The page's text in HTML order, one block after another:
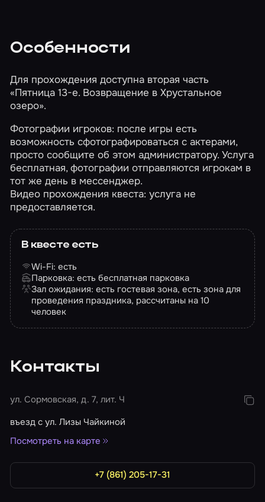
Особенности
Для прохождения доступна вторая часть
«Пятница 13-е. Возвращение в Хрустальное
озеро».
Фотографии игроков: после игры есть
возможность сфотографироваться с актерами,
просто сообщите об этом администратору. Услуга
бесплатная, фотографии отправляются игрокам в
тот же день в мессенджер.
Видео прохождения квеста: услуга не
предоставляется.
В квесте есть
Wi-Fi: есть
Парковка: есть бесплатная парковка
Зал ожидания: есть гостевая зона, есть зона для
проведения праздника, рассчитаны на 10
человек
Контакты
ул. Сормовская, д. 7, лит. Ч
въезд с ул. Лизы Чайкиной
Посмотреть на карте
+7 (861) 205-17-31